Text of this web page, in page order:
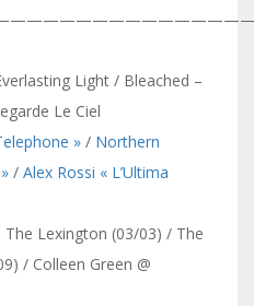
Light / Bleached –
Le Ciel
» / Northern
/ Alex Rossi « L’Ultima
The Lexington (03/03) / The
/ Colleen Green @